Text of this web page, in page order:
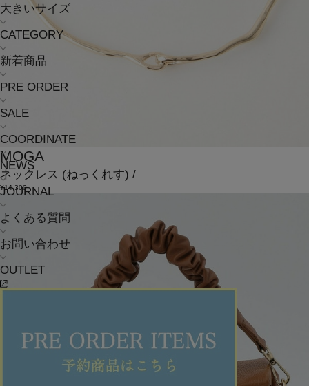
大きいサイズ
CATEGORY
新着商品
PRE ORDER
SALE
COORDINATE
NEWS
JOURNAL
よくある質問
お問い合わせ
OUTLET
MOGA
ネックレス (ねっくれす) /
¥14,300